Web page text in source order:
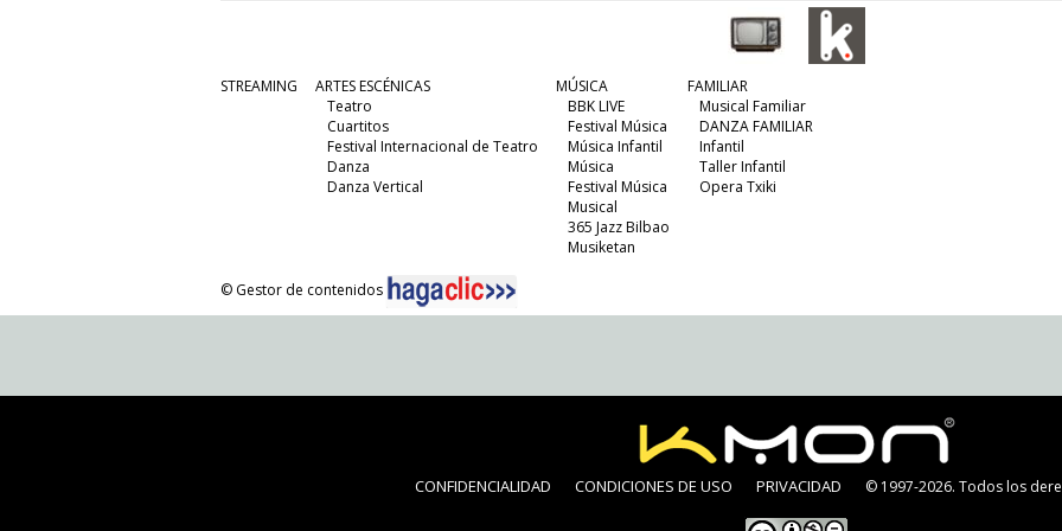
STREAMING
ARTES ESCÉNICAS
Teatro
Cuartitos
Festival Internacional de Teatro
Danza
Danza Vertical
MÚSICA
BBK LIVE
Festival Música
Música Infantil
Música
Festival Música
Musical
365 Jazz Bilbao
Musiketan
FAMILIAR
Musical Familiar
DANZA FAMILIAR
Infantil
Taller Infantil
Opera Txiki
© Gestor de contenidos
CONFIDENCIALIDAD CONDICIONES DE USO PRIVACIDAD © 1997-2026. Todos los